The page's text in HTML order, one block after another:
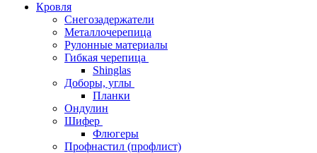
Кровля
Снегозадержатели
Металлочерепица
Рулонные материалы
Гибкая черепица
Shinglas
Доборы, углы
Планки
Ондулин
Шифер
Флюгеры
Профнастил (профлист)